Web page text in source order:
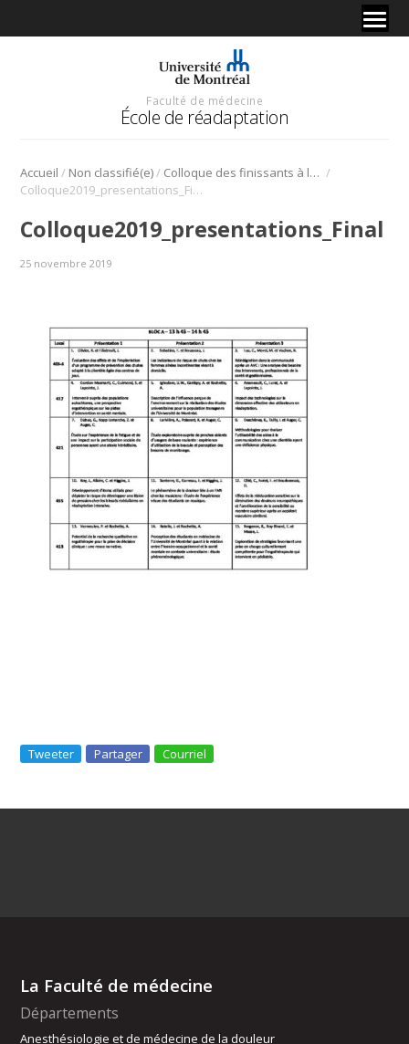
Faculté de médecine
École de réadaptation
Accueil / Non classifié(e)/ Colloque des finissants à la Maîtrise en ergothérapie /
Colloque2019_presentations_Final
Colloque2019_presentations_Final
25 novembre 2019
Tweeter Partager Courriel
La Faculté de médecine
Départements
Anesthésiologie et de médecine de la douleur